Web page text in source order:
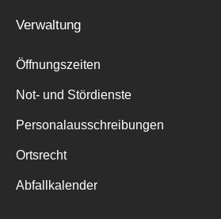
Verwaltung
Öffnungszeiten
Not- und Stördienste
Personalausschreibungen
Ortsrecht
Abfallkalender